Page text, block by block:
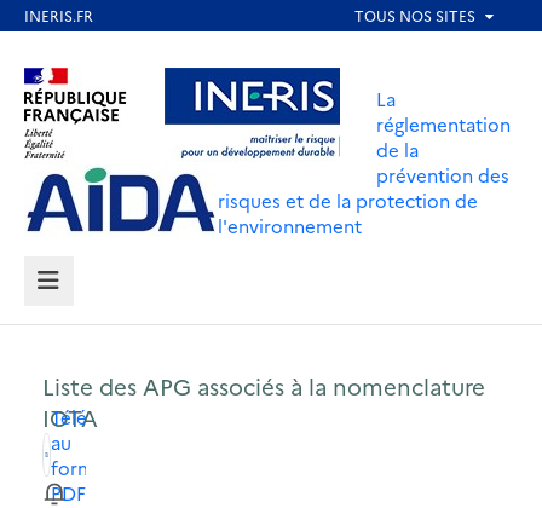
contenu
principal
Aller au contenu Aller au menu
Aller au pied de page
La
réglementation
de la
prévention des
risques et de la protection de
l'environnement
MENU
Liste des APG associés à la nomenclature
IOTA
Télécharger
au
format
PDF